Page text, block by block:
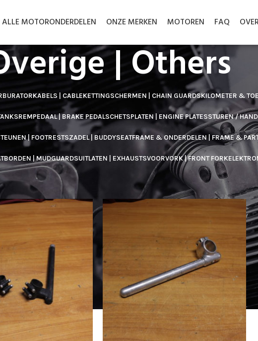
ALLE MOTORONDERDELEN ONZE MERKEN MOTOREN FAQ
| Others
KABELS | CABLEKETTINGSCHERMEN | CHAIN GUARDSKILOMETER &
REMPEDAAL | BRAKE PEDALSCHETSPLATEN | ENGINE PLATESSTUREN /
| FOOTRESTSZADEL | BUDDYSEATFRAME & ONDERDELEN | FRAME &
| MUDGUARDSUITLATEN | EXHAUSTSVOORVORK | FRONT FORK
| Others Toon 30